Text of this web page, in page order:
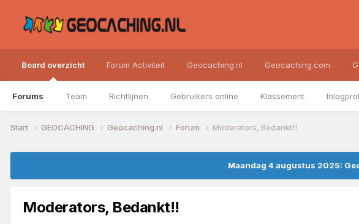
Board overzicht
Forums Team Richtlijnen Gebruikers online Klassement
Forum Activiteit Geocaching.nl Geocaching.com
Start GEOCACHING Geocaching.nl Forum Moderators, Bedankt!!
Maandag 4 augustus 2025:
Moderators, Bedankt!!